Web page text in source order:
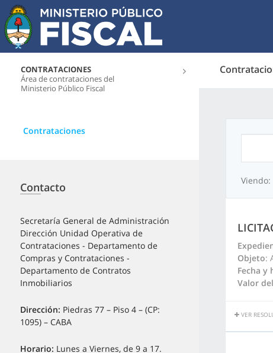
CONTRATACIONES
Área de contrataciones del
Ministerio Público Fiscal
Contrataciones
Contacto
Secretaría General de Administración
Dirección Unidad Operativa de
Contrataciones - Departamento de
Compras y Contrataciones -
Departamento de Contratos
Inmobiliarios
Dirección: Piedras 77 – Piso 4 – (CP:
1095) – CABA
Horario: Lunes a Viernes, de 9 a 17.
Viendo:
Objeto:
Fecha y
Valor
VER